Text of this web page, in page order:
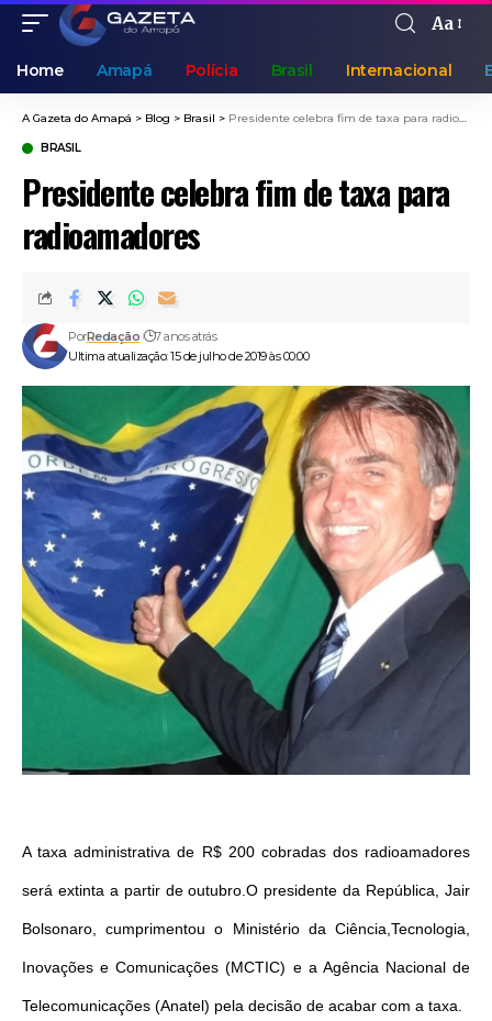
Aa
Home Amapá Polícia Brasil Internacional
A Gazeta do Amapá > Blog > Brasil > Presidente celebra fim de taxa para radioamadores
BRASIL
Presidente celebra fim de taxa para
radioamadores
Ultima atualização: 15 de julho de 2019 às 00:00
PorRedação 7 anos atrás
A taxa administrativa de R$ 200 cobradas dos radioamadores
será extinta a partir de outubro.O presidente da República, Jair
Bolsonaro, cumprimentou o Ministério da Ciência,Tecnologia,
Inovações e Comunicações (MCTIC) e a Agência Nacional de
Telecomunicações (Anatel) pela decisão de acabar com a taxa.